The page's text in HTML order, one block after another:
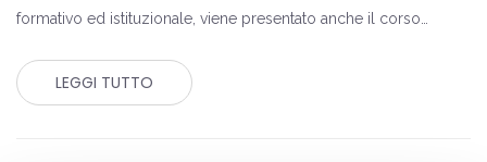
formativo ed istituzionale, viene presentato anche il corso…
LEGGI TUTTO